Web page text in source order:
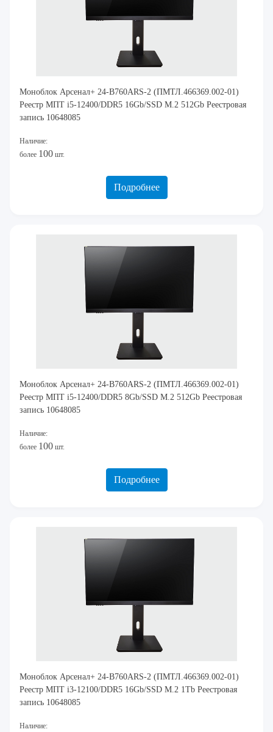
Моноблок Арсенал+ 24-B760ARS-2 (ПМТЛ.466369.002-01)
Реестр МПТ i5-12400/DDR5 16Gb/SSD M.2 512Gb Реестровая
запись 10648085
Наличие:
более 100 шт.
Подробнее
Моноблок Арсенал+ 24-B760ARS-2 (ПМТЛ.466369.002-01)
Реестр МПТ i5-12400/DDR5 8Gb/SSD M.2 512Gb Реестровая
запись 10648085
Наличие:
более 100 шт.
Подробнее
Моноблок Арсенал+ 24-B760ARS-2 (ПМТЛ.466369.002-01)
Реестр МПТ i3-12100/DDR5 16Gb/SSD M.2 1Tb Реестровая
запись 10648085
Наличие: